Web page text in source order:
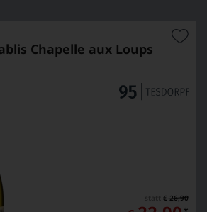
Chapelle aux Loups
€ 26,90